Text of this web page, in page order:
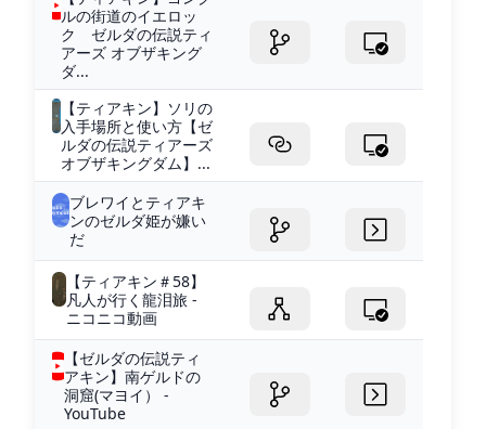
ルの街道のイエロッ
ク ゼルダの伝説ティ
アーズ オブザキング
ダ...
【ティアキン】ソリの
入手場所と使い方【ゼ
ルダの伝説ティアーズ
オブザキングダム】...
ブレワイとティアキ
ンのゼルダ姫が嫌い
だ
【ティアキン＃58】
凡人が行く龍泪旅 -
ニコニコ動画
【ゼルダの伝説ティ
アキン】南ゲルドの
洞窟(マヨイ） -
YouTube